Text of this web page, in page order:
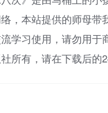
，本站提供的师母带
学习使用，请勿用于
所有，请在下载后的
，被仙魔两界联手杀